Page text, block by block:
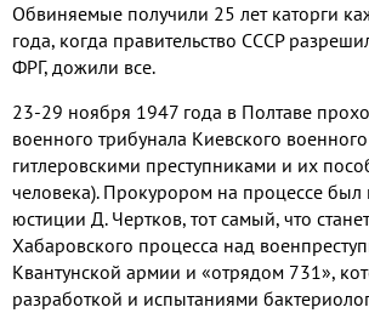
Обвиняемые получили 25 лет каторги
года, когда правительство СССР
ФРГ, дожили все.
23-29 ноября 1947 года в Полтаве
военного трибунала Киевского
гитлеровскими преступниками и их
человека). Прокурором на процессе был
юстиции Д. Чертков, тот самый, что
Хабаровского процесса над
Квантунской армии и «отрядом 731»,
разработкой и испытаниями